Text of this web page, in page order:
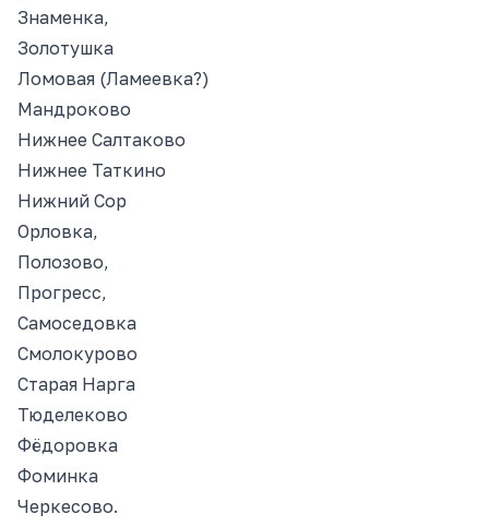
Знаменка,
Золотушка
Ломовая (Ламеевка?)
Мандроково
Нижнее Салтаково
Нижнее Таткино
Нижний Сор
Орловка,
Полозово,
Прогресс,
Самоcедовка
Смолокурово
Старая Нарга
Тюделеково
Фёдоровка
Фоминка
Черкесово.